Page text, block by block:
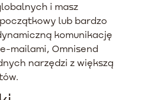
i masz
lub bardzo
komunikację
mailami, Omnisend
narzędzi z większą